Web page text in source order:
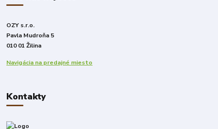
OZY s.r.o.
Pavla Mudroňa 5
010 01 Žilina
Navigácia na predajné miesto
Kontakty